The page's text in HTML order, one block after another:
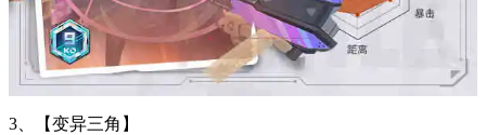
3、【变异三角】